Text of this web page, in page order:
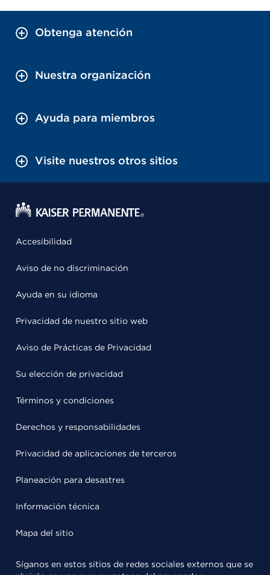
Obtenga atención
Nuestra organización
Ayuda para miembros
Visite nuestros otros sitios
Accesibilidad
Aviso de no discriminación
Ayuda en su idioma
Privacidad de nuestro sitio web
Aviso de Prácticas de Privacidad
Su elección de privacidad
Términos y condiciones
Derechos y responsabilidades
Privacidad de aplicaciones de terceros
Planeación para desastres
Información técnica
Mapa del sitio
Síganos en estos sitios de redes sociales externos que se